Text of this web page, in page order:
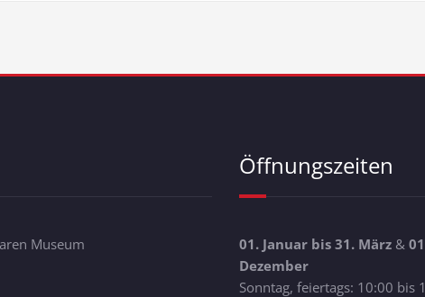
Museum
Öffnungszeiten
01. Januar bis 31. März &
Dezember
Sonntag, feiertags: 10:00 bis